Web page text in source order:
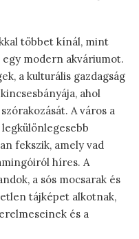
többet kínál, mint
modern akváriumot.
a kulturális gazdagság
ahol
A város a
fekszik, amely vad
híres. A
a sós mocsarak és
tájképet alkotnak,
és a